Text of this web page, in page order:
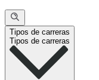
Tipos de carreras
Tipos de carreras